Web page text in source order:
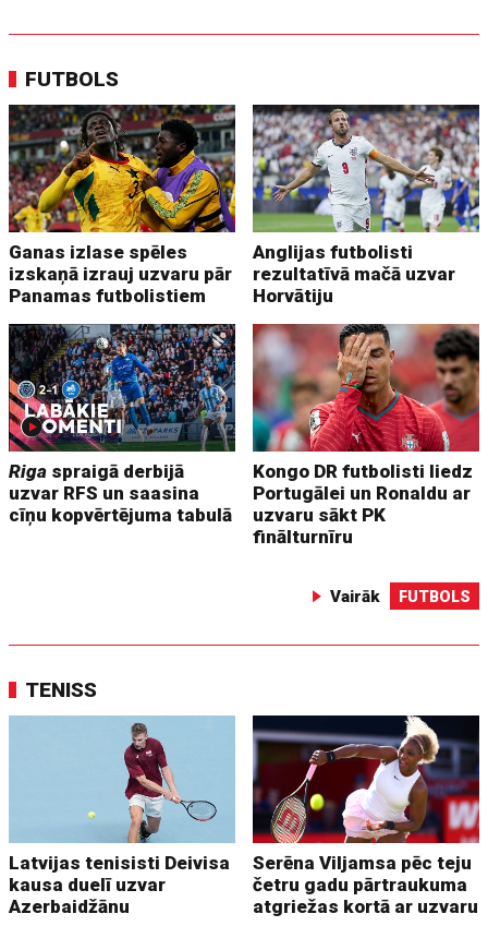
FUTBOLS
Ganas izlase spēles
izskaņā izrauj uzvaru pār
Panamas futbolistiem
Anglijas futbolisti
rezultatīvā mačā uzvar
Horvātiju
Riga spraigā derbijā
uzvar RFS un saasina
cīņu kopvērtējuma tabulā
Kongo DR futbolisti liedz
Portugālei un Ronaldu ar
uzvaru sākt PK
finālturnīru
Vairāk FUTBOLS
TENISS
Latvijas tenisisti Deivisa
kausa duelī uzvar
Azerbaidžānu
Serēna Viljamsa pēc teju
četru gadu pārtraukuma
atgriežas kortā ar uzvaru